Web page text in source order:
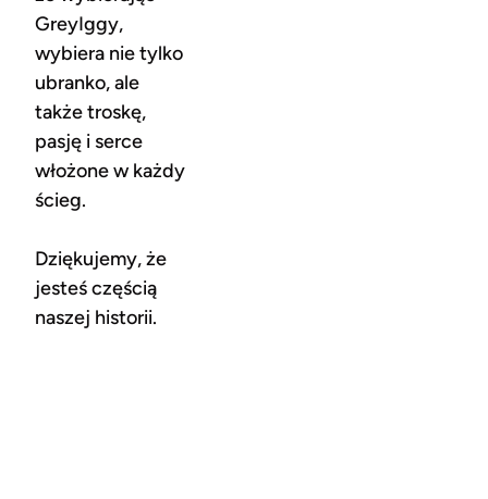
GreyIggy,
wybiera nie tylko
ubranko, ale
także troskę,
pasję i serce
włożone w każdy
ścieg.
Dziękujemy, że
jesteś częścią
naszej historii.